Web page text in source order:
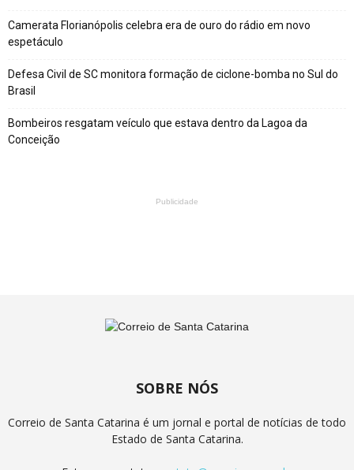
Camerata Florianópolis celebra era de ouro do rádio em novo
espetáculo
Defesa Civil de SC monitora formação de ciclone-bomba no Sul do
Brasil
Bombeiros resgatam veículo que estava dentro da Lagoa da
Conceição
Publicidade
SOBRE NÓS
Correio de Santa Catarina é um jornal e portal de notícias de todo
Estado de Santa Catarina.